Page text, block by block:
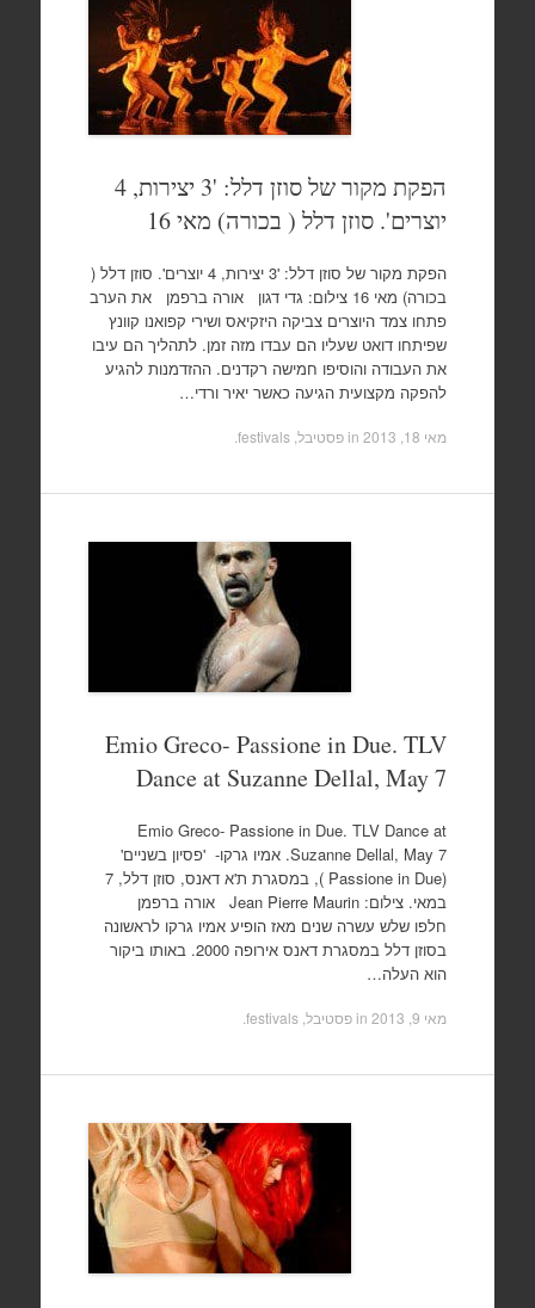
הפקת מקור של סוזן דלל: '3 יצירות, 4
יוצרים'. סוזן דלל ( בכורה) מאי 16
הפקת מקור של סוזן דלל: '3 יצירות, 4 יוצרים'. סוזן דלל (
בכורה) מאי 16 צילום: גדי דגון אורה ברפמן את הערב
פתחו צמד היוצרים צביקה היזקיאס ושירי קפואנו קוונץ
שפיתחו דואט שעליו הם עבדו מזה זמן. לתהליך הם עיבו
את העבודה והוסיפו חמישה רקדנים. ההזדמנות להגיע
להפקה מקצועית הגיעה כאשר יאיר ורדי…
מאי 18, 2013 in פסטיבל, festivals .
Emio Greco- Passione in Due. TLV
Dance at Suzanne Dellal, May 7
Emio Greco- Passione in Due. TLV Dance at
Suzanne Dellal, May 7. אמיו גרקו- 'פסיון בשניים'
(Passione in Due ), במסגרת ת'א דאנס, סוזן דלל, 7
במאי. צילום: Jean Pierre Maurin אורה ברפמן
חלפו שלש עשרה שנים מאז הופיע אמיו גרקו לראשונה
בסוזן דלל במסגרת דאנס אירופה 2000. באותו ביקור
הוא העלה…
מאי 9, 2013 in פסטיבל, festivals .